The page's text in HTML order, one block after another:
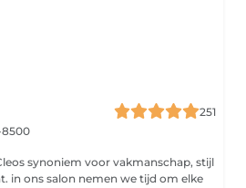
251
synoniem voor vakmanschap, stijl
in ons salon nemen we tijd om elke